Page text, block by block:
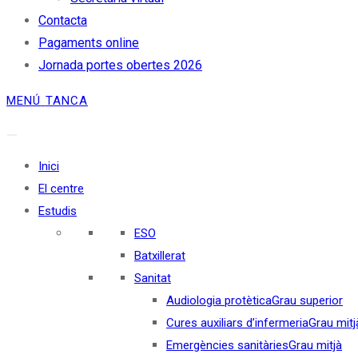
Contacta
Pagaments online
Jornada portes obertes 2026
MENÚ TANCA
Inici
El centre
Estudis
ESO
Batxillerat
Sanitat
Audiologia protèticaGrau superior
Cures auxiliars d’infermeriaGrau
Emergències sanitàriesGrau mitjà